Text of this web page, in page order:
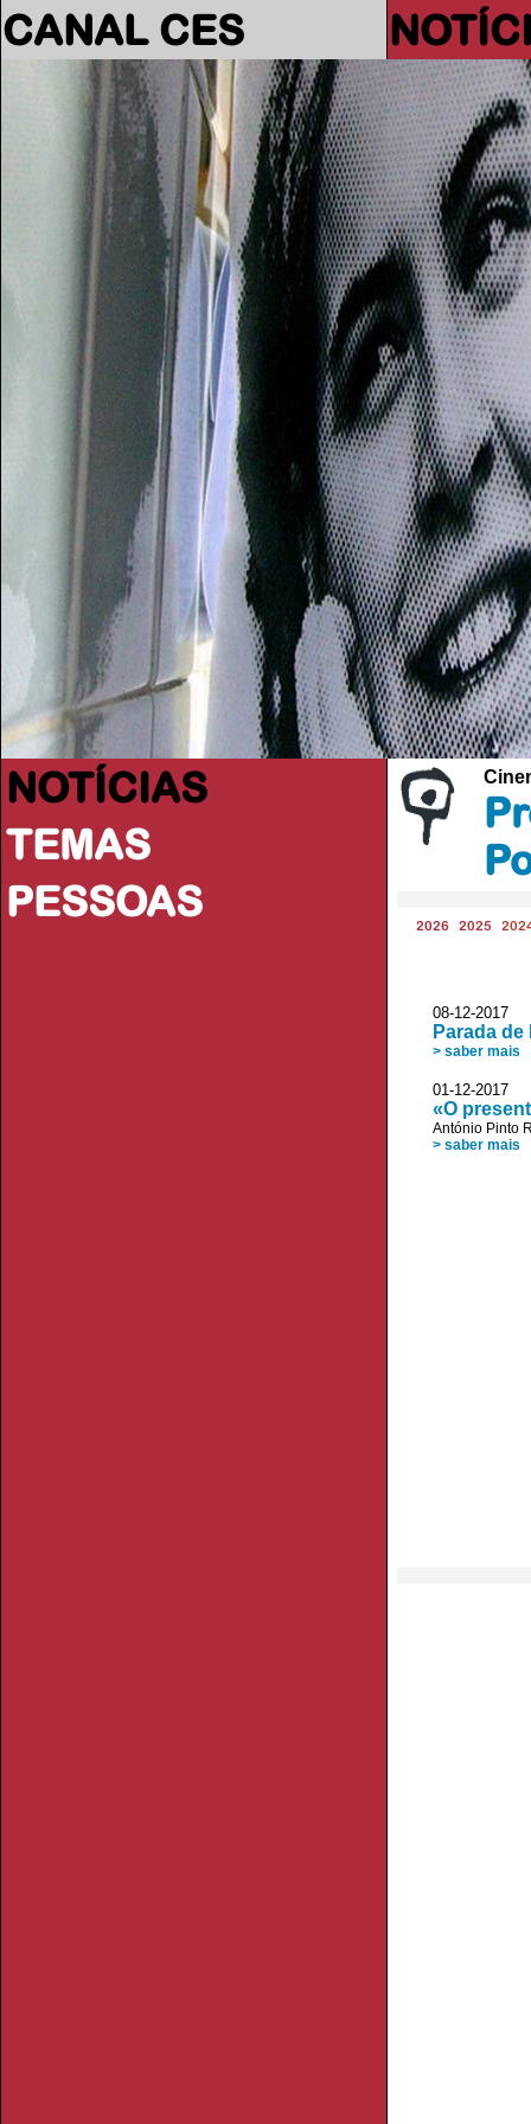
CANAL CES
NOTÍCIAS
TEMAS
PESSOAS
2026 2025
08-12-2017
Parada
> saber mais
01-12-
«O
António Pinto
> saber mais